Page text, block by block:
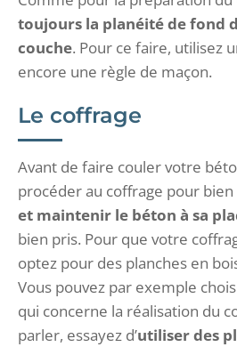
toujours la planéité de fond
couche. Pour ce faire, utilisez
encore une règle de maçon.
Le coffrage
Avant de faire couler votre
procéder au coffrage pour bien
et maintenir le béton à sa
bien pris. Pour que votre
optez pour des planches en
Vous pouvez par exemple
qui concerne la réalisation du
parler, essayez d’utiliser des